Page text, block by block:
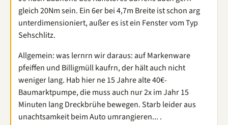
gleich 20Nm sein. Ein 6er bei 4,7m Breite ist schon arg
unterdimensioniert, außer es ist ein Fenster vom Typ
Sehschlitz.
Allgemein: was lernrn wir daraus: auf Markenware
pfeiffen und Billigmüll kaufrn, der hält auch nicht
weniger lang. Hab hier ne 15 Jahre alte 40€-
Baumarktpumpe, die muss auch nur 2x im Jahr 15
Minuten lang Dreckbrühe bewegen. Starb leider aus
unachtsamkeit beim Auto umrangieren... .